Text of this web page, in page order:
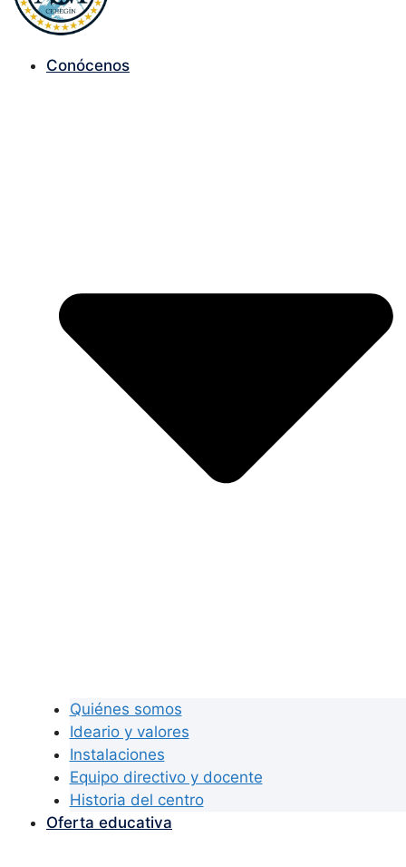
Conócenos
Quiénes somos
Ideario y valores
Instalaciones
Equipo directivo y docente
Historia del centro
Oferta educativa